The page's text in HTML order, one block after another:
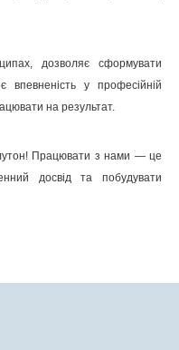
дозволяє сформувати
впевненість у професійній
на результат.
Працювати з нами — це
досвід та побудувати